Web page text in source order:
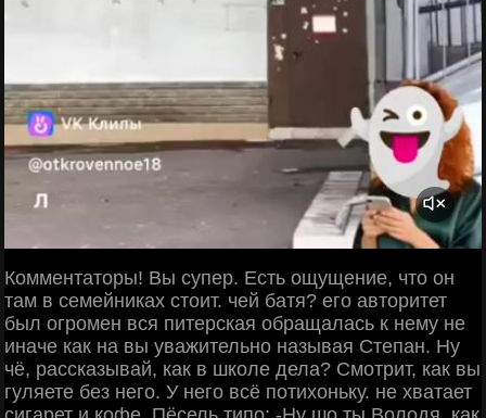
Комментаторы! Вы супер. Есть ощущение, что он
там в семейниках стоит. чей батя? его авторитет
был огромен вся питерская обращалась к нему не
иначе как на вы уважительно называя Степан. Ну
чё, рассказывай, как в школе дела? Смотрит, как вы
гуляете без него. У него всё потихоньку. не хватает